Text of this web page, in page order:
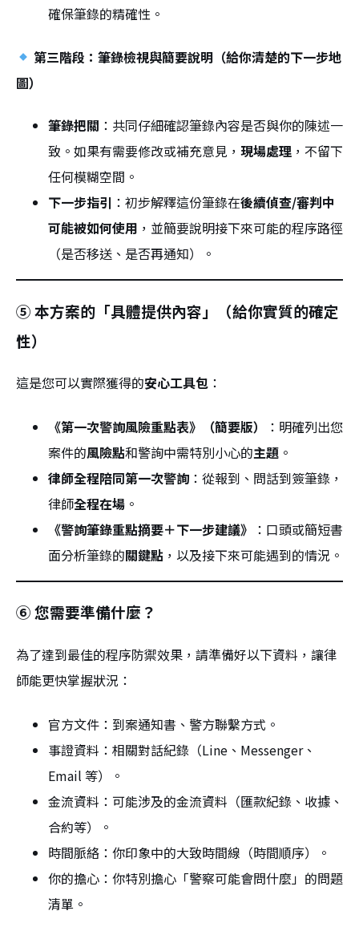
確保筆錄的精確性。
第三階段：筆錄檢視與簡要說明（給你清楚的下一步地
圖）
筆錄把關 ：共同仔細確認筆錄內容是否與你的陳述一
致。如果有需要修改或補充意見， 現場處理 ，不留下
任何模糊空間。
下一步指引 ：初步解釋這份筆錄在後續偵查/審判中
可能被如何使用 ，並簡要說明接下來可能的程序路徑
（是否移送、是否再通知）。
⑤ 本方案的「具體提供內容」（給你實質的確定
性）
這是您可以實際獲得的安心工具包 ：
《第一次警詢風險重點表》（簡要版）
：明確列出您
案件的風險點和警詢中需特別小心的主題 。
律師全程陪同第一次警詢 ：從報到、問話到簽筆錄，
律師全程在場 。
《警詢筆錄重點摘要＋下一步建議》 ：口頭或簡短書
面分析筆錄的關鍵點 ，以及接下來可能遇到的情況。
⑥ 您需要準備什麼？
為了達到最佳的程序防禦效果，請準備好以下資料，讓律
師能更快掌握狀況：
官方文件：到案通知書、警方聯繫方式。
事證資料：相關對話紀錄（Line、Messenger、
Email 等）。
金流資料：可能涉及的金流資料（匯款紀錄、收據、
合約等）。
時間脈絡：你印象中的大致時間線（時間順序）。
你的擔心：你特別擔心「警察可能會問什麼」的問題
清單。